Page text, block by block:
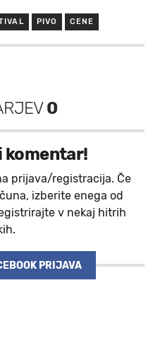
PIVO CENE
0
komentar!
prijava/registracija. Če
izberite enega od
v nekaj hitrih
PRIJAVA